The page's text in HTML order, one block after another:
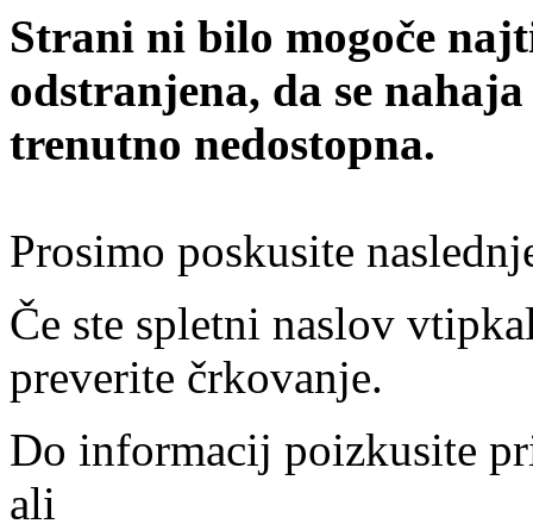
Strani ni bilo mogoče
odstranjena, da se
trenutno nedostopna.
Prosimo poskusite
Če ste spletni naslov
preverite črkovanje.
Do informacij poizkusite
ali